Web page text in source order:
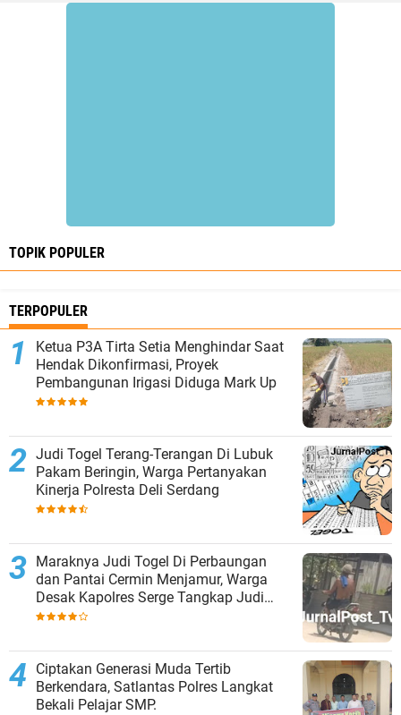
TOPIK POPULER
TERPOPULER
Ketua P3A Tirta Setia Menghindar Saat
Hendak Dikonfirmasi, Proyek
Pembangunan Irigasi Diduga Mark Up
Judi Togel Terang-Terangan Di Lubuk
Pakam Beringin, Warga Pertanyakan
Kinerja Polresta Deli Serdang
Maraknya Judi Togel Di Perbaungan
dan Pantai Cermin Menjamur, Warga
Desak Kapolres Serge Tangkap Judi
Togel
Ciptakan Generasi Muda Tertib
Berkendara, Satlantas Polres Langkat
Bekali Pelajar SMP.